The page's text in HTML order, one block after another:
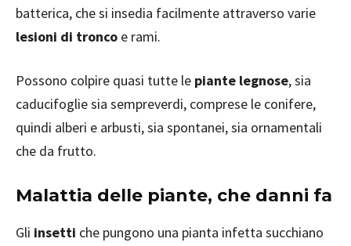
batterica, che si insedia facilmente attraverso varie
lesioni di tronco e rami.
Possono colpire quasi tutte le piante legnose, sia
caducifoglie sia sempreverdi, comprese le conifere,
quindi alberi e arbusti, sia spontanei, sia ornamentali
che da frutto.
Malattia delle piante, che danni fa
Gli insetti che pungono una pianta infetta succhiano